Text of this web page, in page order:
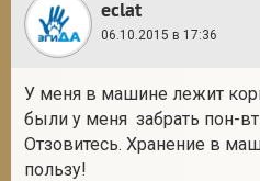
eclat
06.10.2015 в 17:36
У меня в машине лежит
были у меня забрать пон-
Отзовитесь. Хранение в
пользу!